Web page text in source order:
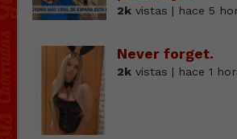
2kvistas | hace 5
Never forget.
2kvistas | hace 1